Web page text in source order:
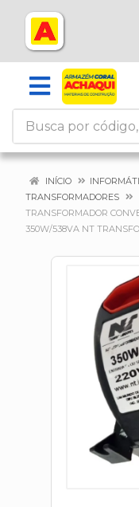
INÍCIO
TRANSFORMADORES
TRANSFORMADOR
350W/538VA NT